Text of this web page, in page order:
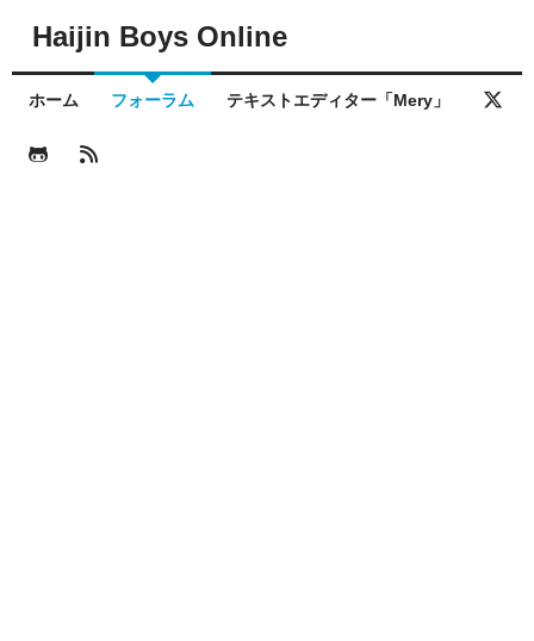
Haijin Boys Online
ホーム フォーラム テキストエディター「Mery」